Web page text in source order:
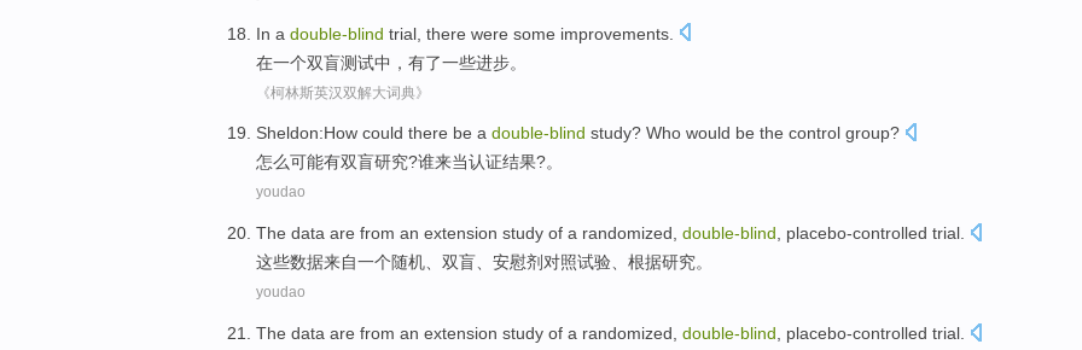
In a double-blind trial there were some improvements
在一个双盲测试中 ， 有了一些进步。
《柯林斯英汉双解大词典》
Sheldon:How could there be a double-blind study? Who would be the control group?
怎么可能有双盲研究?谁来当认证结果?。
youdao
The data are from an extension study of a randomized double-blind placebo-controlled trial.
这些数据来自一个随机 双盲 安慰剂 对照试验、根据研究。
youdao
The data are from an extension study of a randomized double-blind placebo-controlled trial.